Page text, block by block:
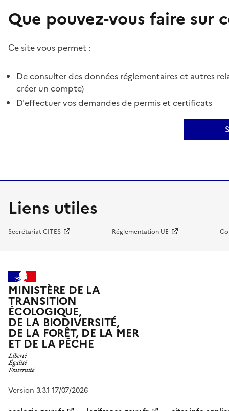
Que pouvez-vous faire sur
Ce site vous permet :
De consulter des données réglementaires et autres
créer un compte)
D'effectuer vos demandes de permis et certificats
Liens utiles
Secrétariat CITES Réglementation UE
MINISTÈRE DE LA
TRANSITION
ÉCOLOGIQUE,
DE LA BIODIVERSITÉ,
DE LA FORÊT, DE LA MER
ET DE LA PÊCHE
Version 3.3.1 17/07/2026